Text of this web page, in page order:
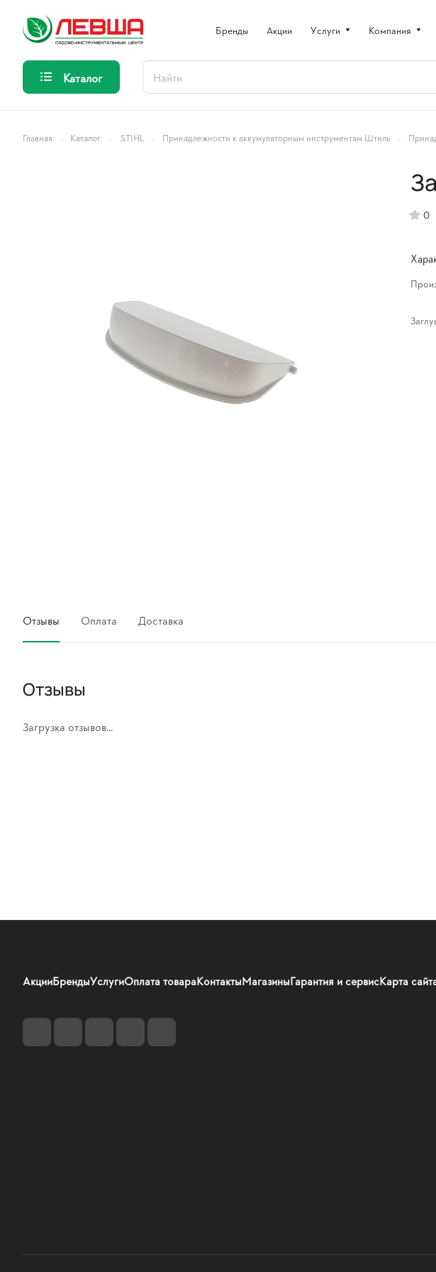
Бренды Акции Услуги Компания
Каталог
Главная – Каталог – STIHL – Принадлежности к аккумуляторным инструментам Штиль –
0
Отзывы Оплата Доставка
Отзывы
Загрузка отзывов...
АкцииБрендыУслугиОплата товараКонтактыМагазиныГарантия и сервисКарта